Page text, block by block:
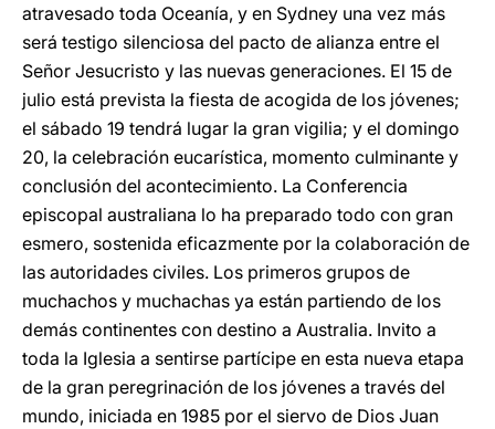
atravesado toda Oceanía, y en Sydney una vez más
será testigo silenciosa del pacto de alianza entre el
Señor Jesucristo y las nuevas generaciones. El 15 de
julio está prevista la fiesta de acogida de los jóvenes;
el sábado 19 tendrá lugar la gran vigilia; y el domingo
20, la celebración eucarística, momento culminante y
conclusión del acontecimiento. La Conferencia
episcopal australiana lo ha preparado todo con gran
esmero, sostenida eficazmente por la colaboración de
las autoridades civiles. Los primeros grupos de
muchachos y muchachas ya están partiendo de los
demás continentes con destino a Australia. Invito a
toda la Iglesia a sentirse partícipe en esta nueva etapa
de la gran peregrinación de los jóvenes a través del
mundo, iniciada en 1985 por el siervo de Dios Juan